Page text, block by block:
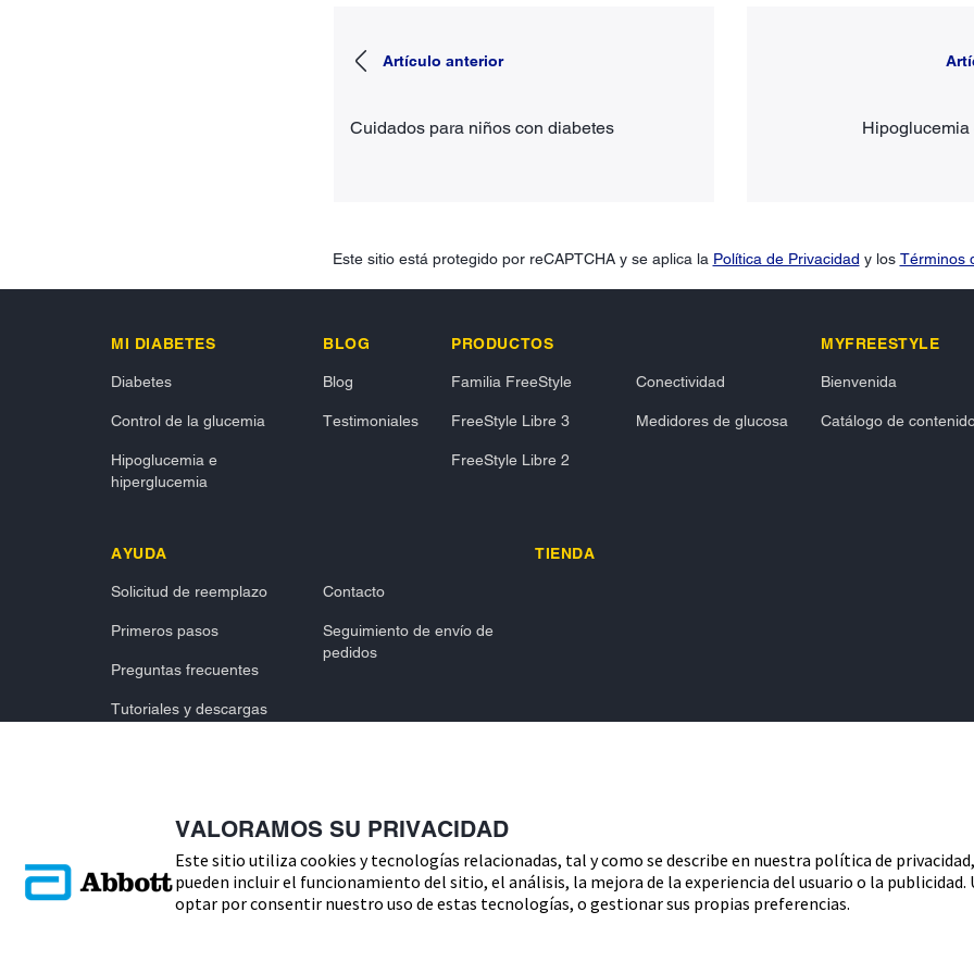
Artículo anterior
Cuidados para niños con diabetes
Este sitio está protegido por reCAPTCHA y se aplica la Política de Privacidad y los Términos
MI DIABETES
Diabetes
Control de la glucemia
Hipoglucemia e
hiperglucemia
BLOG
Blog
Testimoniales
PRODUCTOS
Familia FreeStyle
FreeStyle Libre 3
FreeStyle Libre 2
Conectividad
Medidores de glucosa
MYFREESTYLE
Bienvenida
Catálogo de
AYUDA
Solicitud de reemplazo
Primeros pasos
Preguntas frecuentes
Tutoriales y descargas
Contacto
Seguimiento de envío de
pedidos
TIENDA
Política de
Condiciones de venta
Copyright © 2026 Abbott. Todos los derechos reservados.
Consulte a su profesional sanitario si tiene alguna duda o pregunta acerca del control de su
diabetes.Imágenes para fines ilustrativos. No son pacientes, profesionales sanitarios ni datos reales.
VALORAMOS SU PRIVACIDAD
Este sitio utiliza cookies y tecnologías relacionadas, tal y como se describe en nuestra política de
pueden incluir el funcionamiento del sitio, el análisis, la mejora de la experiencia del usuario o la publicidad.
optar por consentir nuestro uso de estas tecnologías, o gestionar sus propias preferencias.